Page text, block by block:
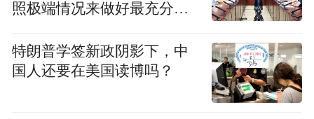
“国家队”。在材料成型研究方面，目前已达
到顶尖水准，围绕材料成型建立的国家标准
化技术委员会达到28个，国际标准化技术委
照极端情况来做好最充分的
特朗普学签新政阴影下，中
国人还要在美国读博吗？